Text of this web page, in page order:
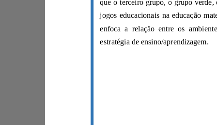
estratégia de ensino/aprendizagem.